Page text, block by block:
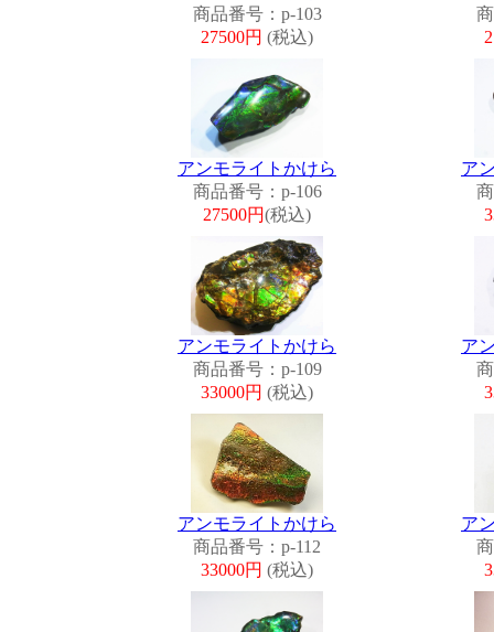
商品番号：p-103
27500円 (税込)
アンモライトかけら
商品番号：p-106
27500円(税込)
ア
アンモライトかけら
商品番号：p-109
33000円 (税込)
ア
アンモライトかけら
商品番号：p-112
33000円 (税込)
ア